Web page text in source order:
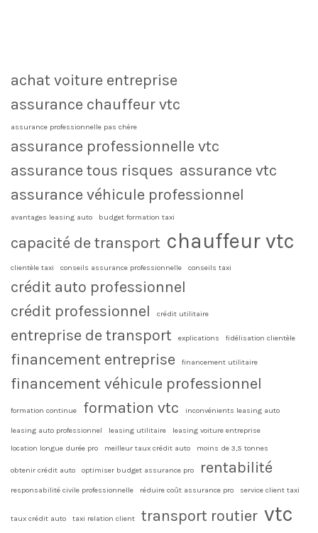
achat voiture entreprise
assurance chauffeur vtc
assurance professionnelle pas chère
assurance professionnelle vtc
assurance tous risques assurance vtc
assurance véhicule professionnel
avantages leasing auto budget formation taxi
capacité de transport chauffeur vtc
clientèle taxi conseils assurance professionnelle conseils taxi
crédit auto professionnel
crédit professionnel
crédit utilitaire
entreprise de transport explications fidélisation clientèle
financement entreprise financement utilitaire
financement véhicule professionnel
formation continue formation vtc inconvénients leasing auto
leasing auto professionnel leasing utilitaire
leasing voiture entreprise
location longue durée pro
meilleur taux crédit auto moins de 3,5 tonnes
obtenir crédit auto optimiser budget assurance pro rentabilité
responsabilité civile professionnelle réduire coût assurance pro service client taxi
taux crédit auto taxi relation client transport routier vtc